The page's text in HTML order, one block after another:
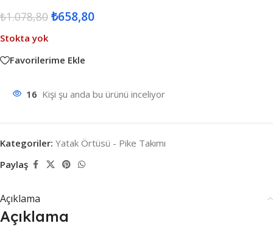
₺1.078,80 ₺658,80
Stokta yok
Favorilerime Ekle
16 Kişi şu anda bu ürünü inceliyor
Kategoriler: Yatak Örtüsü - Pike Takımı
Paylaş
Açıklama
Açıklama